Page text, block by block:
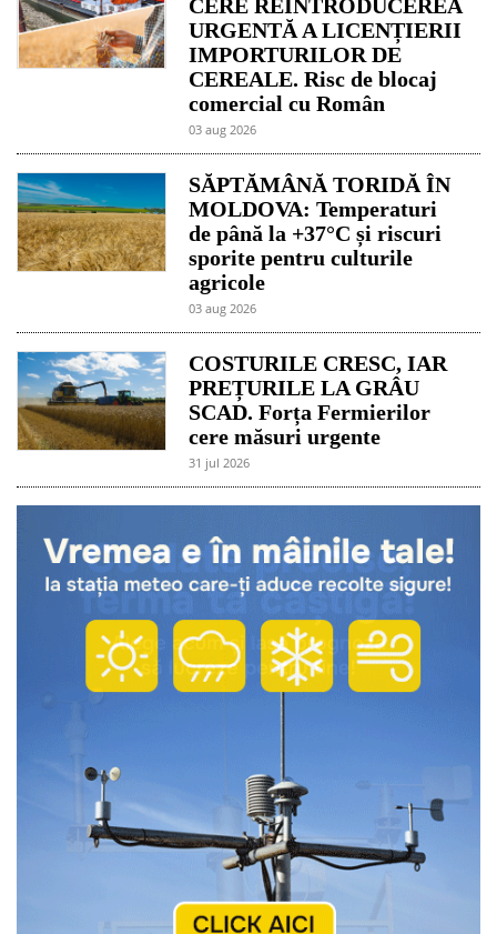
CERE REINTRODUCEREA
URGENTĂ A LICENȚIERII
IMPORTURILOR DE
CEREALE. Risc de blocaj
comercial cu Român
03 aug 2026
SĂPTĂMÂNĂ TORIDĂ ÎN
MOLDOVA: Temperaturi
de până la +37°C și riscuri
sporite pentru culturile
agricole
03 aug 2026
COSTURILE CRESC, IAR
PREȚURILE LA GRÂU
SCAD. Forța Fermierilor
cere măsuri urgente
31 jul 2026